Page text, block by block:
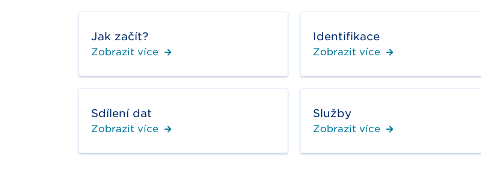
Jak začít?
Zobrazit více
Identifikace
Zobrazit více
Sdílení dat
Zobrazit více
Služby
Zobrazit více